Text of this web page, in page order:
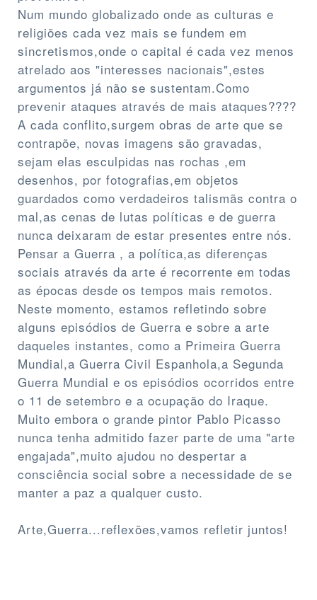
Num mundo globalizado onde as culturas e
religiões cada vez mais se fundem em
sincretismos,onde o capital é cada vez menos
atrelado aos "interesses nacionais",estes
argumentos já não se sustentam.Como
prevenir ataques através de mais ataques????
A cada conflito,surgem obras de arte que se
contrapõe, novas imagens são gravadas,
sejam elas esculpidas nas rochas ,em
desenhos, por fotografias,em objetos
guardados como verdadeiros talismãs contra o
mal,as cenas de lutas políticas e de guerra
nunca deixaram de estar presentes entre nós.
Pensar a Guerra , a política,as diferenças
sociais através da arte é recorrente em todas
as épocas desde os tempos mais remotos.
Neste momento, estamos refletindo sobre
alguns episódios de Guerra e sobre a arte
daqueles instantes, como a Primeira Guerra
Mundial,a Guerra Civil Espanhola,a Segunda
Guerra Mundial e os episódios ocorridos entre
o 11 de setembro e a ocupação do Iraque.
Muito embora o grande pintor Pablo Picasso
nunca tenha admitido fazer parte de uma "arte
engajada",muito ajudou no despertar a
consciência social sobre a necessidade de se
manter a paz a qualquer custo.
Arte,Guerra...reflexões,vamos refletir juntos!